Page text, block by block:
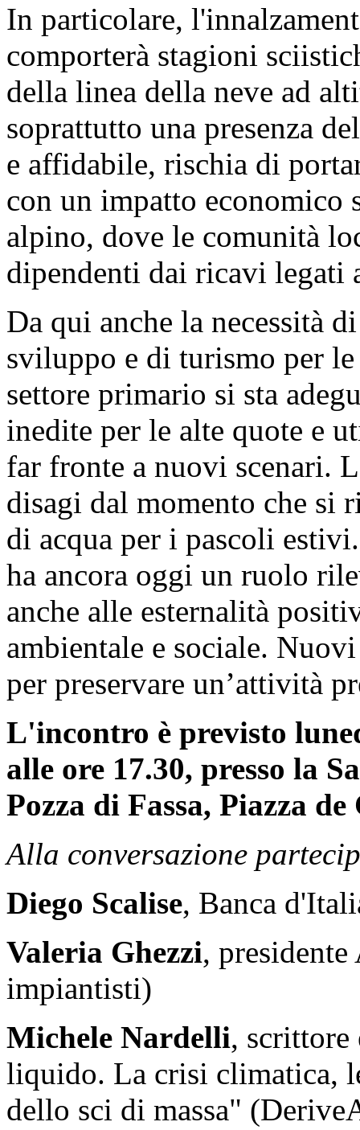
In particolare,
comporterà stagioni
della linea della neve ad
soprattutto una presenza
e affidabile, rischia di
con un impatto economico
alpino, dove le comunità
dipendenti dai ricavi legati
Da qui anche la necessità
sviluppo e di turismo per
settore primario si sta
inedite per le alte quote e
far fronte a nuovi scenari.
disagi dal momento che
di acqua per i pascoli
ha ancora oggi un ruolo
anche alle esternalità
ambientale e sociale.
per preservare un’attività
L'incontro è previsto
alle ore 17.30, presso la
Pozza di Fassa, Piazza
Alla conversazione
Diego Scalise, Banca
Valeria Ghezzi,
impiantisti)
Michele Nardelli,
liquido. La crisi climatica,
dello sci di massa"